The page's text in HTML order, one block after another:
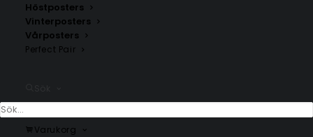
Höstposters
Vinterposters
Vårposters
Perfect Pair
Varukorg
Populära kategorier
Stjärnkarta
Konstmotiv